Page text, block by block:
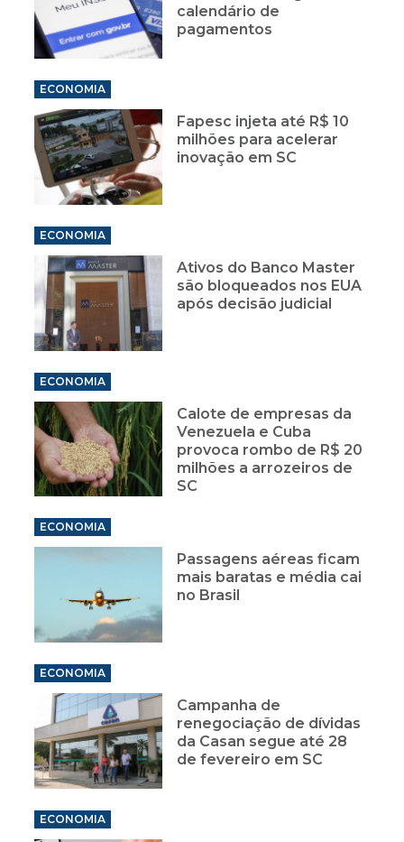
calendário de
pagamentos
ECONOMIA
Fapesc injeta até R$ 10
milhões para acelerar
inovação em SC
ECONOMIA
Ativos do Banco Master
são bloqueados nos EUA
após decisão judicial
ECONOMIA
Calote de empresas da
Venezuela e Cuba
provoca rombo de R$ 20
milhões a arrozeiros de
SC
ECONOMIA
Passagens aéreas ficam
mais baratas e média cai
no Brasil
ECONOMIA
Campanha de
renegociação de dívidas
da Casan segue até 28
de fevereiro em SC
ECONOMIA